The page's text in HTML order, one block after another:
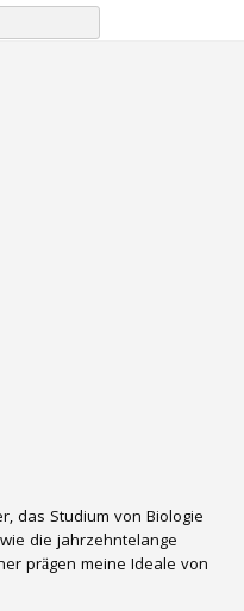
das Studium von Biologie
die jahrzehntelange
prägen meine Ideale von